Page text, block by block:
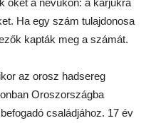
Ha egy szám tulajdonosa
kapták meg a számát.
az orosz hadsereg
Oroszországba
családjához. 17 év